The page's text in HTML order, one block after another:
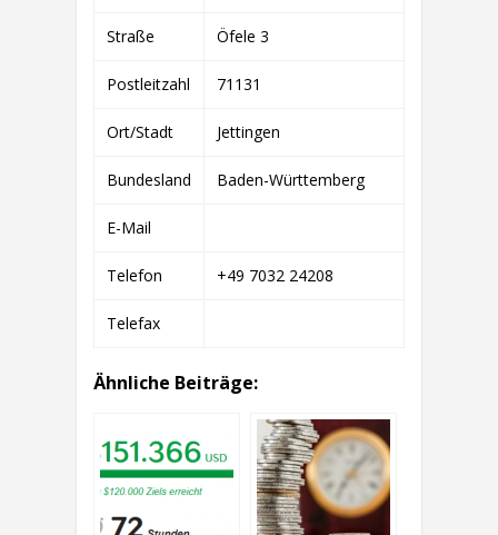
Straße Öfele 3
Postleitzahl 71131
Ort/Stadt Jettingen
Bundesland Baden-Württemberg
E-Mail
Telefon +49 7032 24208
Telefax
Ähnliche Beiträge: